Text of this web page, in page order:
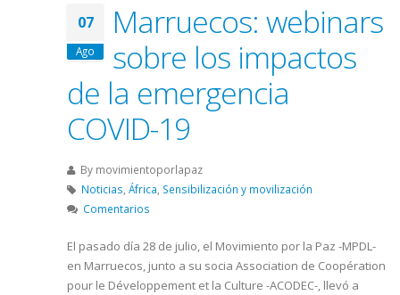
07
Ago
Marruecos: webinars
sobre los impactos
de la emergencia
COVID-19
By movimientoporlapaz
Noticias África Sensibilización y movilización
Comentarios
El pasado día 28 de julio, el Movimiento por la Paz -MPDL-
en Marruecos, junto a su socia Association de Coopération
pour le Développement et la Culture -ACODEC-, llevó a